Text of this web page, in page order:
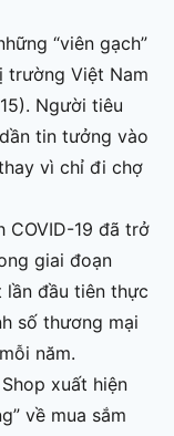
“viên gạch”
trường Việt Nam
Người tiêu
tin tưởng vào
vì chỉ đi chợ
COVID-19 đã trở
giai đoạn
lần đầu tiên thực
số thương mại
năm.
xuất hiện
về mua sắm